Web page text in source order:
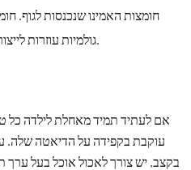
חומצות האמינו שנכנסות לגוף.
גולמיות עוזרות לייצור תקין של הורמוני מין זכריים.
אם לעתיד תמיד מאחלת לילדה כל
עוקבת בקפידה על הדיאטה שלה.
בקצב, יש צורך לאכול אוכל בעל ערך